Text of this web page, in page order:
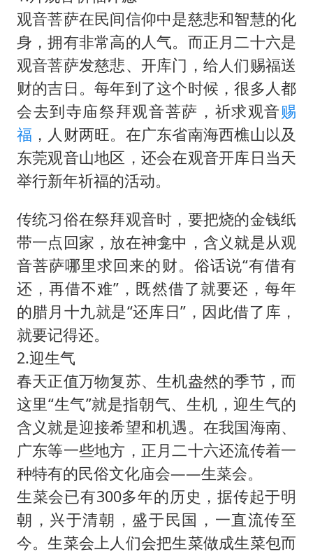
观音菩萨在民间信仰中是慈悲和智慧的化
身，拥有非常高的人气。而正月二十六是
观音菩萨发慈悲、开库门，给人们赐福送
财的吉日。每年到了这个时候，很多人都
会去到寺庙祭拜观音菩萨，祈求观音赐
福 ，人财两旺。在广东省南海西樵山以及
东莞观音山地区，还会在观音开库日当天
举行新年祈福的活动。
传统习俗在祭拜观音时，要把烧的金钱纸
带一点回家，放在神龛中，含义就是从观
音菩萨哪里求回来的财。俗话说“有借有
还，再借不难”，既然借了就要还，每年
的腊月十九就是“还库日”，因此借了库，
就要记得还。
2.迎生气
春天正值万物复苏、生机盎然的季节，而
这里“生气”就是指朝气、生机，迎生气的
含义就是迎接希望和机遇。在我国海南、
广东等一些地方，正月二十六还流传着一
种特有的民俗文化庙会——生菜会。
生菜会已有300多年的历史，据传起于明
朝，兴于清朝，盛于民国，一直流传至
今。生菜会上人们会把生菜做成生菜包而